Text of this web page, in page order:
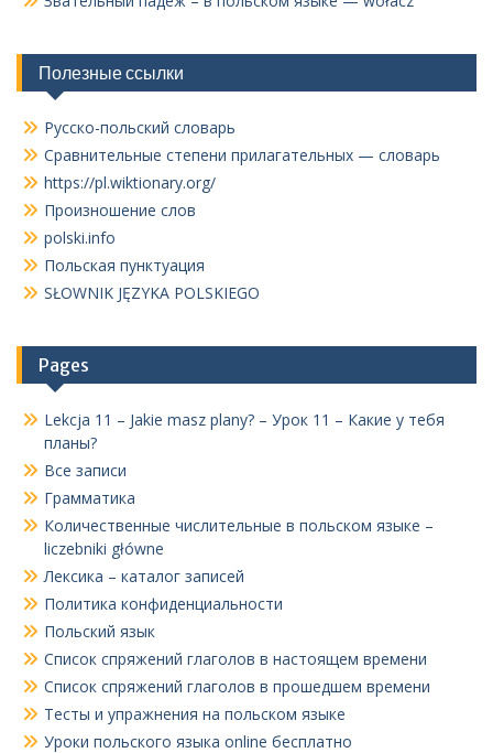
Полезные ссылки
Русско-польский словарь
Сравнительные степени прилагательных — словарь
https://pl.wiktionary.org/
Произношение слов
polski.info
Польская пунктуация
SŁOWNIK JĘZYKA POLSKIEGO
Pages
Lekcja 11 – Jakie masz plany? – Урок 11 – Какие у тебя
планы?
Все записи
Грамматика
Количественные числительные в польском языке –
liczebniki główne
Лексика – каталог записей
Политика конфиденциальности
Польский язык
Список спряжений глаголов в настоящем времени
Список спряжений глаголов в прошедшем времени
Тесты и упражнения на польском языке
Уроки польского языка online бесплатно